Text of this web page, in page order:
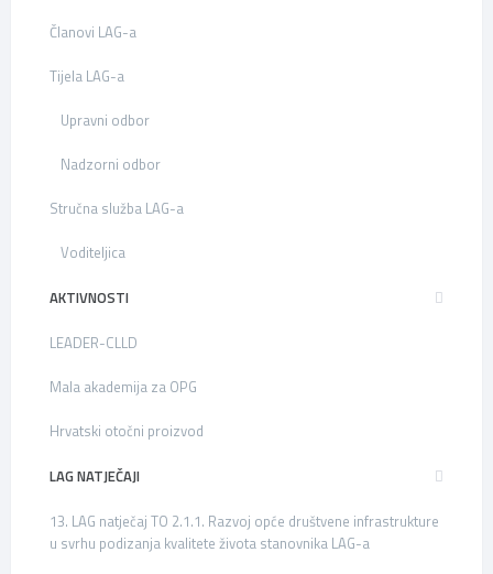
Članovi LAG-a
Tijela LAG-a
Upravni odbor
Nadzorni odbor
Stručna služba LAG-a
Voditeljica
AKTIVNOSTI
LEADER-CLLD
Mala akademija za OPG
Hrvatski otočni proizvod
LAG NATJEČAJI
13. LAG natječaj TO 2.1.1. Razvoj opće društvene infrastrukture
u svrhu podizanja kvalitete života stanovnika LAG-a